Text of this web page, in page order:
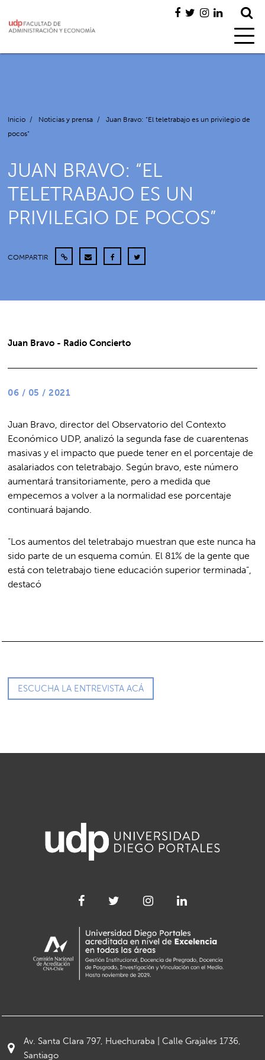
Inicio / Noticias y prensa /
Juan Bravo: “El teletrabajo es un privilegio de
pocos”
JUAN BRAVO: “EL
TELETRABAJO ES UN
PRIVILEGIO DE POCOS”
COMPARTIR
Juan Bravo - Radio Concierto
06 / 05 / 2021
Juan Bravo, director del Observatorio del Contexto
Económico UDP, analizó la segunda fase de cuarentenas
masivas y el impacto que puede tener en el porcentaje de
asalariados con teletrabajo. Según bravo, este número
aumentará transitoriamente, pero a medida que
empecemos a volver a la normalidad ese porcentaje
continuará bajando.
“Los aumentos del teletrabajo muestran que este nunca ha
sido parte de un esquema común. El 81% de la gente que
está con teletrabajo tiene educación superior terminada”,
destacó
ESCUCHA LA ENTREVISTA ACÁ
Av. Santa Clara 797, Huechuraba | Calle Grajales 1736,
Santiago